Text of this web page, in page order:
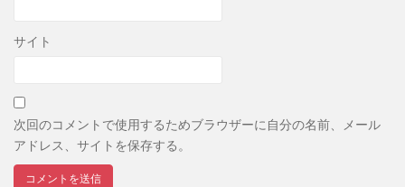
サイト
次回のコメントで使用するためブラウザーに自分の名前、メール
アドレス、サイトを保存する。